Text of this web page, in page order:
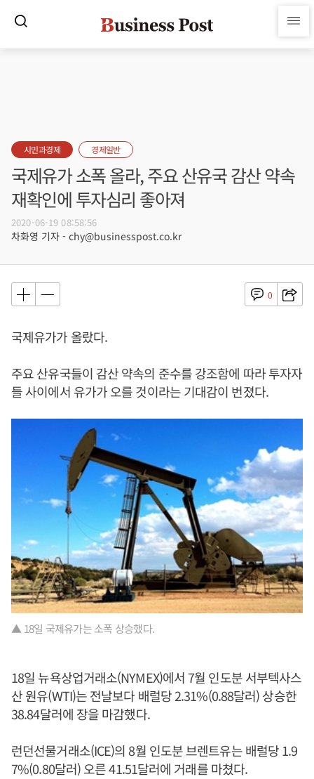
시민과경제 경제일반
국제유가 소폭 올라, 주요 산유국 감산 약속
재확인에 투자심리 좋아져
2020-06-19 08:58:56
차화영 기자 - chy@businesspost.co.kr
0
국제유가가 올랐다.
주요 산유국들이 감산 약속의 준수를 강조함에 따라 투자자
들 사이에서 유가가 오를 것이라는 기대감이 번졌다.
▲ 18일 국제유가는 소폭 상승했다.
18일 뉴욕상업거래소(NYMEX)에서 7월 인도분 서부텍사스
산 원유(WTI)는 전날보다 배럴당 2.31%(0.88달러) 상승한
38.84달러에 장을 마감했다.
런던선물거래소(ICE)의 8월 인도분 브렌트유는 배럴당 1.9
7%(0.80달러) 오른 41.51달러에 거래를 마쳤다.